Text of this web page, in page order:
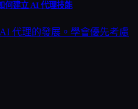
何建立 AI 代理技能
代理的發展。學會優先考慮